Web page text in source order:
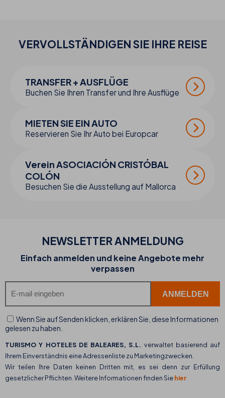
VERVOLLSTÄNDIGEN SIE IHRE REISE
TRANSFER + AUSFLÜGE
Buchen Sie Ihren Transfer und Ihre Ausflüge
MIETEN SIE EIN AUTO
Reservieren Sie Ihr Auto bei Europcar
Verein ASOCIACIÓN CRISTÓBAL
COLÓN
Besuchen Sie die Ausstellung auf Mallorca
NEWSLETTER ANMELDUNG
Einfach anmelden und keine Angebote mehr
verpassen
Wenn Sie auf Senden klicken, erklären Sie, diese Informationen
gelesen zu haben.
TURISMO Y HOTELES DE BALEARES, S.L. verwaltet basierend auf
Ihrem Einverständnis eine Adressenliste zu Marketingzwecken.
Wir teilen Ihre Daten keinen Dritten mit, es sei denn zur Erfüllung
gesetzlicher Pflichten. Weitere Informationen finden Siehier